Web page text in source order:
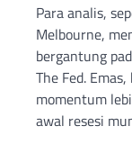
Para analis,
Melbourne,
bergantung
The Fed.
momentum
awal resesi